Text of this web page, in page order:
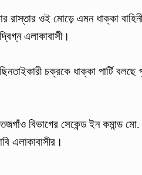
রাস্তার ওই মোড়ে এমন ধাক্কা
এলাকাবাসী।
চক্রকে ধাক্কা পার্টি
বিভাগের সেকেন্ড ইন কমান্ড
এলাকাবাসীর।